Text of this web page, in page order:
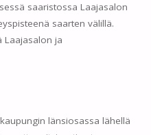
saaristossa Laajasalon
saarten välillä.
Laajasalon ja
länsiosassa lähellä